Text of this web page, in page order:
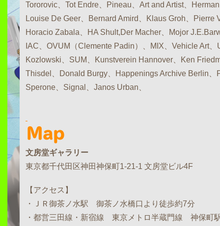
Tororovic、Tot Endre、Pineau、Art and Artist、
Louise De Geer、Bernard Amird、Klaus Groh、Pierre
Horacio Zabala、HA Shult,Der Macher、Mojor
IAC、OVUM（Clemente Padin）、MIX、Vehicle Art
Kozlowski、SUM、Kunstverein Hannover、Ken
Thisdel、Donald Burgy、Happenings Archive Berlin、
Sperone、Signal、Janos Urban、
文房堂ギャラリー
東京都千代田区神田神保町1-21-1 文房堂ビル4F
【アクセス】
・ＪＲ御茶ノ水駅 御茶ノ水橋口より徒歩約7分
・都営三田線・新宿線 東京メトロ半蔵門線 神保町